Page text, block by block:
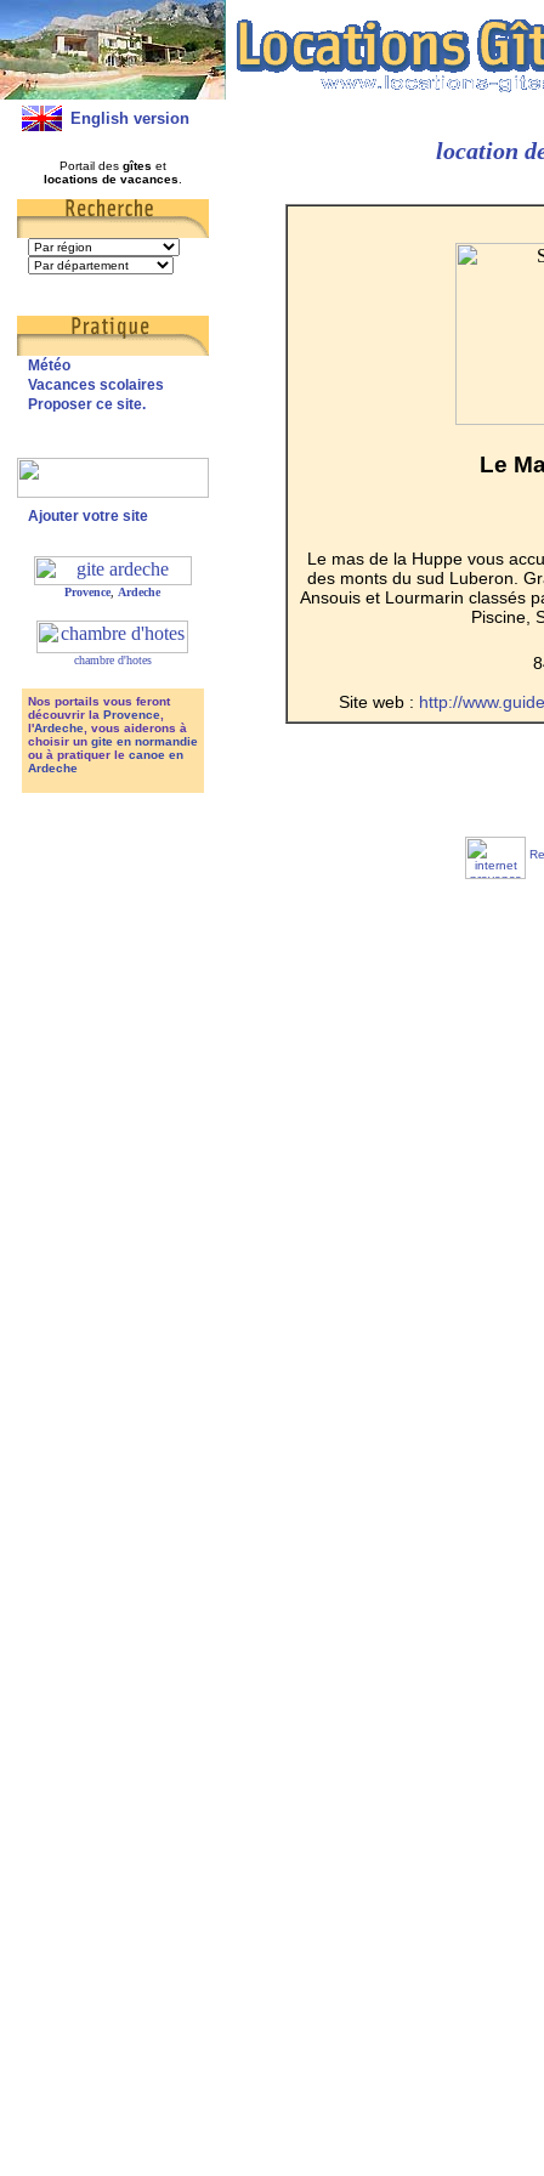
English version
Portail des gîtes et
locations de vacances
Météo
Vacances scolaires
Proposer ce site.
Ajouter votre site
Provence Ardeche
chambre d'hotes
Nos portails vous feront
découvrir la Provence,
l'Ardeche, vous aiderons à
choisir un gite en normandie
ou à pratiquer le canoe en
Ardeche
location
Le
Le mas de la Huppe vous
des monts du sud Luberon.
Ansouis et Lourmarin classés
Piscine,
Site web : http://